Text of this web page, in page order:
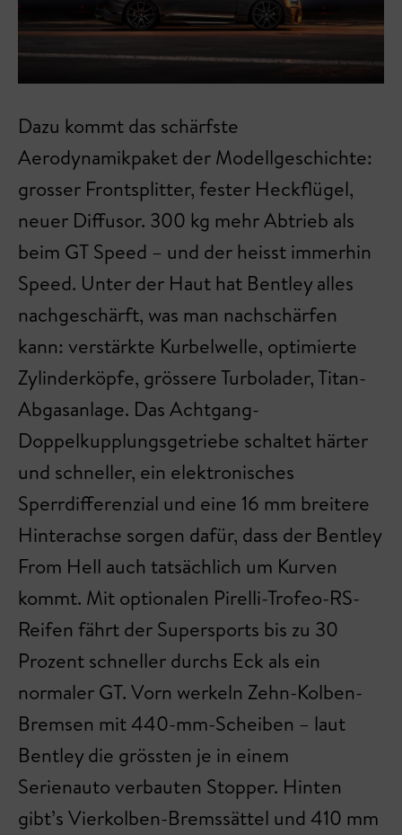
Dazu kommt das schärfste
Aerodynamikpaket der Modellgeschichte:
grosser Frontsplitter, fester Heckflügel,
neuer Diffusor. 300 kg mehr Abtrieb als
beim GT Speed – und der heisst immerhin
Speed. Unter der Haut hat Bentley alles
nachgeschärft, was man nachschärfen
kann: verstärkte Kurbelwelle, optimierte
Zylinderköpfe, grössere Turbolader, Titan-
Abgasanlage. Das Achtgang-
Doppelkupplungsgetriebe schaltet härter
und schneller, ein elektronisches
Sperrdifferenzial und eine 16 mm breitere
Hinterachse sorgen dafür, dass der Bentley
From Hell auch tatsächlich um Kurven
kommt. Mit optionalen Pirelli-Trofeo-RS-
Reifen fährt der Supersports bis zu 30
Prozent schneller durchs Eck als ein
normaler GT. Vorn werkeln Zehn-Kolben-
Bremsen mit 440-mm-Scheiben – laut
Bentley die grössten je in einem
Serienauto verbauten Stopper. Hinten
gibt’s Vierkolben-Bremssättel und 410 mm